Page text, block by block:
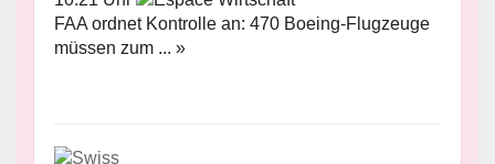
FAA ordnet Kontrolle an: 470 Boeing-Flugzeuge
müssen zum ... »